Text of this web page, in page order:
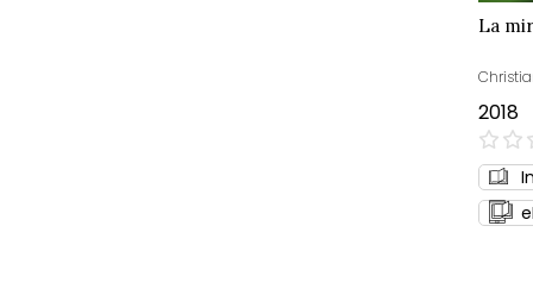
La
2018
0%